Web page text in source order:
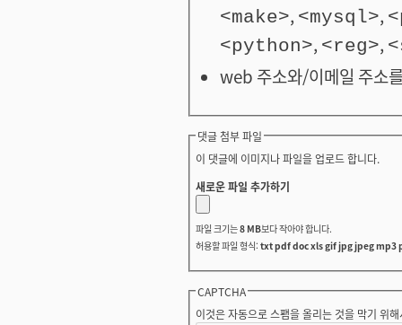
<make>, <mysql>,
<python>, <reg>,
web 주소와/이메일 주소
댓글 첨부 파일
이 댓글에 이미지나 파일을 업로드 합니다.
새로운 파일 추가하기
파일 크기는8 MB보다 작아야 합니다.
허용할 파일 형식: txt pdf doc xls gif jpg jpeg mp3
CAPTCHA
이것은 자동으로 스팸을 올리는 것을 막기 위